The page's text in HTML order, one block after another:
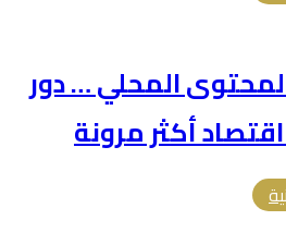
المحلي … دور
أكثر مرونة